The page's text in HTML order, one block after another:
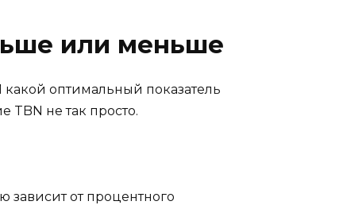
или меньше
оптимальный показатель
не так просто.
зависит от процентного